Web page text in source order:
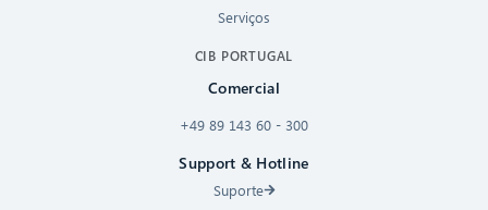
Serviços
CIB PORTUGAL
Comercial
+49 89 143 60 - 300
Support & Hotline
Suporte